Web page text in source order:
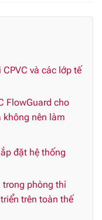
và các lớp tế
FlowGuard cho
không nên làm
đặt hệ thống
trong phòng thí
trên toàn thế